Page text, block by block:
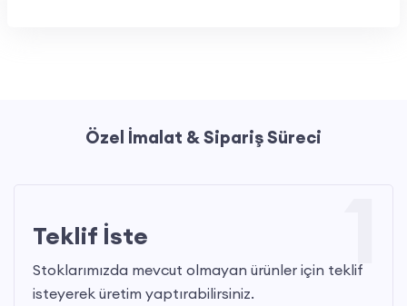
Özel İmalat & Sipariş Süreci
Teklif İste
Stoklarımızda mevcut olmayan ürünler için teklif
isteyerek üretim yaptırabilirsiniz.